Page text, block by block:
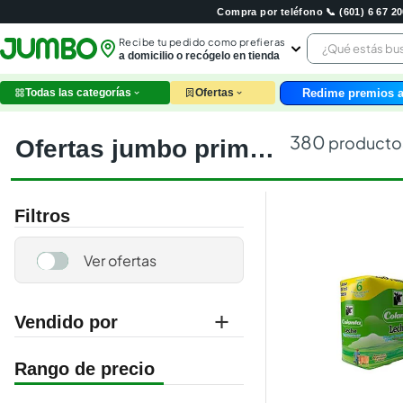
Compra por teléfono 📞 (601) 6 67
Recibe tu pedido como prefieras
a domicilio o recógelo en tienda
¿Qué estás
leche
arroz
pollo
cafe
Todas las categorías Ofertas Redime premios
ofertas jumbo prime 5 al 8 jun 380
Filtros
Vendido por
jumbo